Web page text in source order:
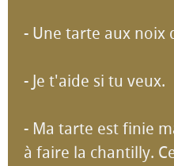
- Une tarte aux noix
- Je t'aide si tu veux.
- Ma tarte est finie
à faire la chantilly.